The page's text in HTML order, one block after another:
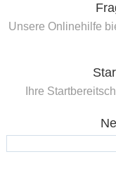
Unsere Onlinehilfe
Ihre